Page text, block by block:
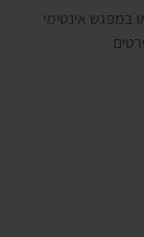
במפגש אינטימי